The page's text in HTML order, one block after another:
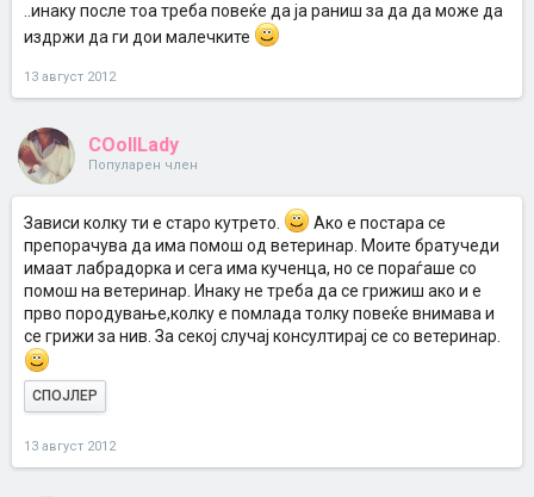
..инаку после тоа треба повеќе да ја раниш за да да може да
издржи да ги дои малечките
13 август 2012
COollLady
Популарен член
Зависи колку ти е старо кутрето.
Ако е постара се
препорачува да има помош од ветеринар. Моите братучеди
имаат лабрадорка и сега има кученца, но се пораѓаше со
помош на ветеринар. Инаку не треба да се грижиш ако и е
прво породување,колку е помлада толку повеќе внимава и
се грижи за нив. За секој случај консултирај се со ветеринар.
СПОЈЛЕР
13 август 2012